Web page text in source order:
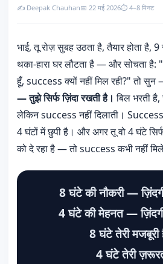
✍️ Deepak Chauhan📅 22 मई 2026⏱️ 4–8 मिनट
भाई, तू रोज़ सुबह उठता है, तैयार होता है,
थका-हारा घर लौटता है — और सोचता है:
हूँ, success क्यों नहीं मिल रही?" तो
— तुझे सिर्फ ज़िंदा रखती है। बिल भरती
लेकिन success नहीं दिलाती।
4 घंटों में छुपी है। और अगर तू वो 4 घंटे
को दे रहा है — तो success कभी नहीं
8 घंटे की नौकरी —
4 घंटे की मेहनत —
8 घंटे तेरी
4 घंटे तेरी